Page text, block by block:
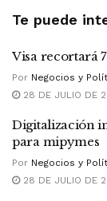
Te puede
Visa recortará
Por Negocios y
28 DE JULIO DE
Digitalización
para mipymes
Por Negocios y
28 DE JULIO DE